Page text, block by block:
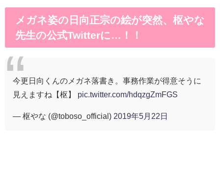
メガネ姿の日向正宗の絵が突然、枢やな
先生の公式Twitterに…！！
今更日向くんのメガネ落書き。事務作業が得意そうに
見えますね【枢】 pic.twitter.com/hdqzgZmFGS
— 枢やな (@toboso_official) 2019年5月22日